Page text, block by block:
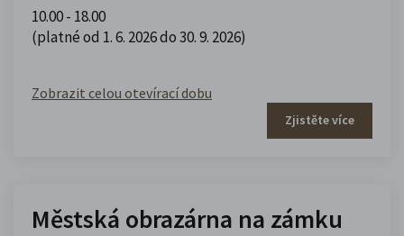
10.00 - 18.00
(platné od 1. 6. 2026 do 30. 9. 2026)
Zobrazit celou otevírací dobu
Zjistěte více
Městská obrazárna na zámku